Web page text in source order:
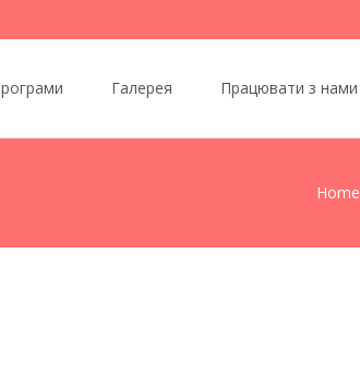
Галерея Працювати з нами
Home